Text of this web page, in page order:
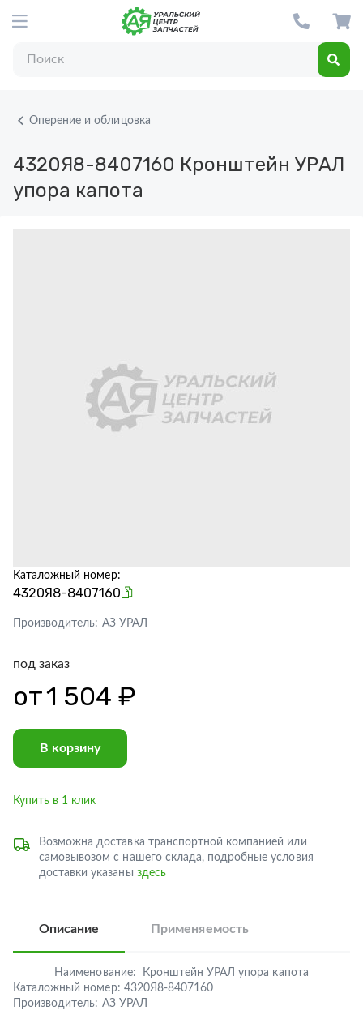
Оперение и облицовка
4320Я8-8407160 Кронштейн УРАЛ
упора капота
Каталожный номер:
4320Я8-8407160
Производитель: АЗ УРАЛ
под заказ
от1 504 ₽
В корзину
Купить в 1 клик
Возможна доставка транспортной компанией или
самовывозом с нашего склада, подробные условия
доставки указаны здесь
Описание Применяемость
Наименование:
Кронштейн УРАЛ упора капота
Каталожный номер: 4320Я8-8407160
Производитель: АЗ УРАЛ